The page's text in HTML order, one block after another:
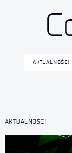
AKTUALNOŚCI
AKTUALNOŚCI